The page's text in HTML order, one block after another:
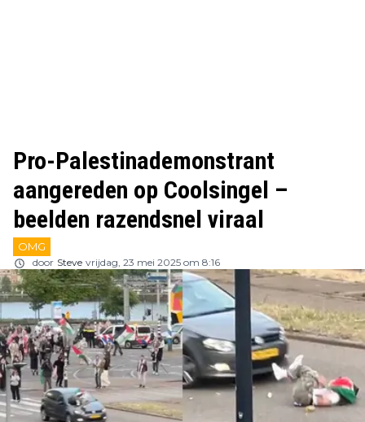
Pro-Palestinademonstrant
aangereden op Coolsingel –
beelden razendsnel viraal
OMG
door Steve vrijdag, 23 mei 2025 om 8:16